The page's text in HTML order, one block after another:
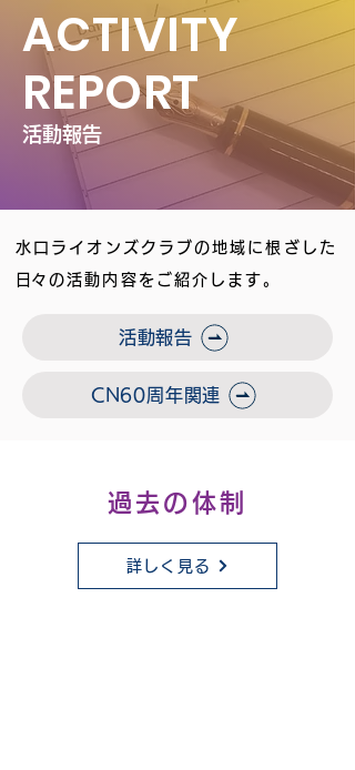
ACTIVITY
REPORT
活動報告
水口ライオンズクラブの地域に根ざした
​日々の活動内容をご紹介します。
活動報告
CN60周年関連
過去の体制
詳しく見る